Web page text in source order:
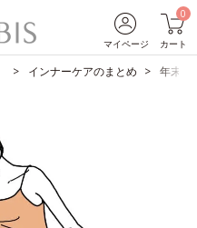
マイページ
0
カート
インナーケアのまとめ 年末年